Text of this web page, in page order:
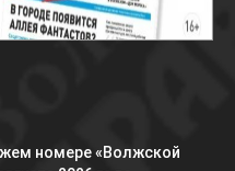
номере «Волжской